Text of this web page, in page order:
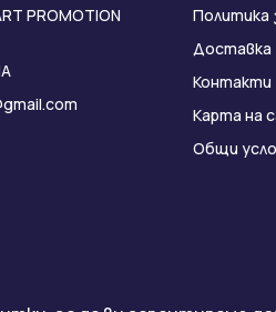
PROMOTION
Политика
Доставка
Контакти
Карта на
Общи